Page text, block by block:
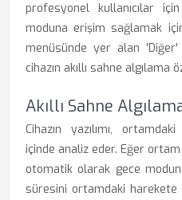
profesyonel kullanıcılar
moduna erişim sağlamak
menüsünde yer alan
cihazın akıllı sahne
Akıllı Sahne
Cihazın yazılımı,
içinde analiz eder. Eğer
otomatik olarak gece
süresini ortamdaki